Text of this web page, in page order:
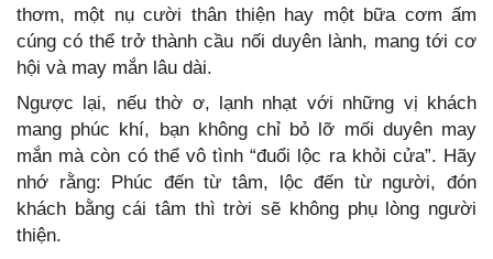
thơm, một nụ cười thân thiện hay một bữa cơm ấm
cúng có thể trở thành cầu nối duyên lành, mang tới cơ
hội và may mắn lâu dài.
Ngược lại, nếu thờ ơ, lạnh nhạt với những vị khách
mang phúc khí, bạn không chỉ bỏ lỡ mối duyên may
mắn mà còn có thể vô tình “đuổi lộc ra khỏi cửa”. Hãy
nhớ rằng: Phúc đến từ tâm, lộc đến từ người, đón
khách bằng cái tâm thì trời sẽ không phụ lòng người
thiện.